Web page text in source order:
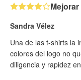
Mejorar
Sandra Vélez
Una de las t-shirts la
colores del logo no
diligencia y rapidez